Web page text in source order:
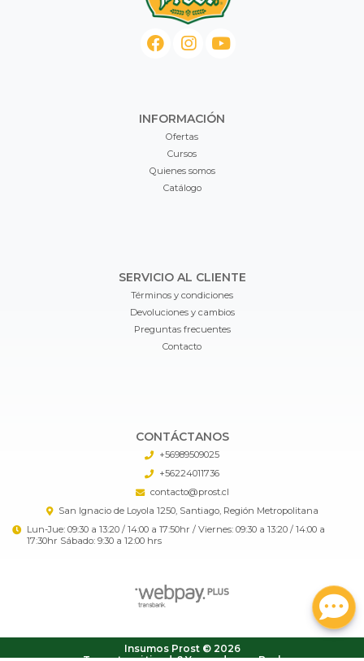
INFORMACIÓN
Ofertas
Cursos
Quienes somos
Catálogo
SERVICIO AL CLIENTE
Términos y condiciones
Devoluciones y cambios
Preguntas frecuentes
Contacto
CONTÁCTANOS
+56989509025
+56224011736
contacto@prost.cl
San Ignacio de Loyola 1250, Santiago, Región Metropolitana
Lun-Jue: 09:30 a 13:20 / 14:00 a 17:50hr / Viernes: 09:30 a 13:20 / 14:00 a
17:30hr Sábado: 9:30 a 12:00 hrs
Insumos Prost © 2026